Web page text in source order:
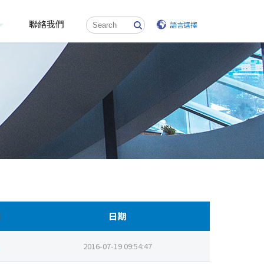
聯絡我們 語言選擇
日期
2016-07-19 09:54:47